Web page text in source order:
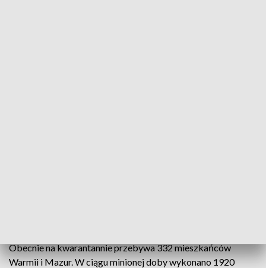
Obecnie na kwarantannie przebywa 332 mieszkańców
Warmii i Mazur. W ciągu minionej doby wykonano 1920